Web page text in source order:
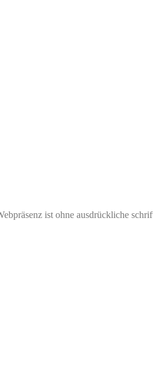
ist ohne ausdrückliche